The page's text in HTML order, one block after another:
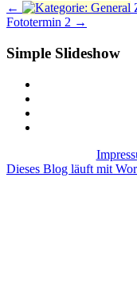
←
Fototermin 2 →
Simple Slideshow
Dieses Blog läuft mit